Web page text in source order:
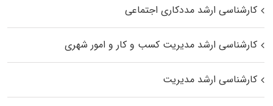
کارشناسی ارشد مددکاری اجتماعی
کارشناسی ارشد مدیریت کسب و کار و امور شهری
کارشناسی ارشد مدیریت